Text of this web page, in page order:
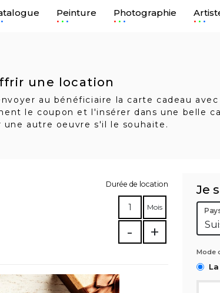
Peinture
. Photographie
. .
une location
au bénéficiaire la carte cadeau
le coupon et l'insérer dans une belle
une autre oeuvre s'il le souhaite.
Durée de location
1 Mois
- +
Je
Mode